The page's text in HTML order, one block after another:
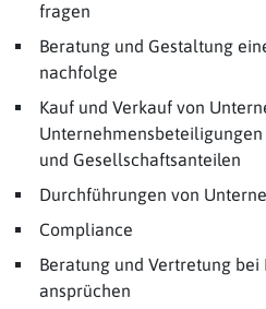
fragen
Beratung und Gestaltung
nachfolge
Kauf und Verkauf von
Unternehmensbeteiligungen
und Gesellschaftsanteilen
Durchführungen von
Compliance
Beratung und Vertretung
ansprüchen